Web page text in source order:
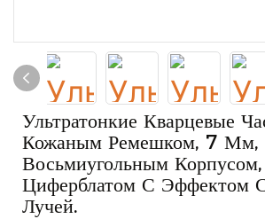
Ультратонкие Кварцевые
Кожаным Ремешком, 7 Мм,
Восьмиугольным Корпусом,
Циферблатом С Эффектом
Лучей.